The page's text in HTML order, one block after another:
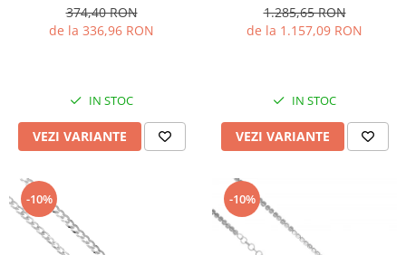
374,40 RON
de la 336,96 RON
IN STOC
VEZI VARIANTE
1.285,65 RON
de la 1.157,09 RON
IN STOC
VEZI VARIANTE
-10% -10%